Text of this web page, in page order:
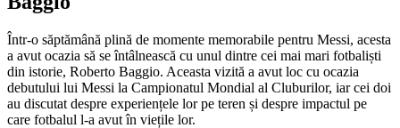
Într-o săptămână plină de momente memorabile pentru Messi, acesta
a avut ocazia să se întâlnească cu unul dintre cei mai mari fotbaliști
din istorie, Roberto Baggio. Aceasta vizită a avut loc cu ocazia
debutului lui Messi la Campionatul Mondial al Cluburilor, iar cei doi
au discutat despre experiențele lor pe teren și despre impactul pe
care fotbalul l-a avut în viețile lor.